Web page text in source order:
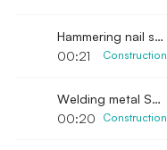
Hammering nail sound
00:21
Construction
Welding metal SFX
00:20
Construction